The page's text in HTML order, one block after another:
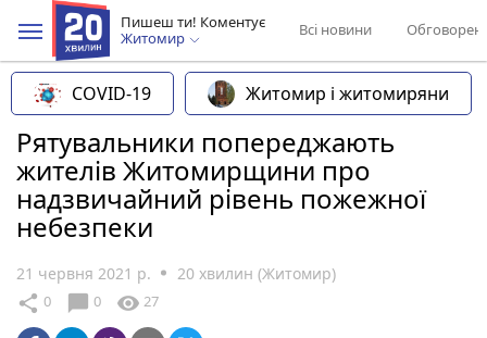
Пишеш ти! Коментує
Житомир
Всі новини
COVID-19 Житомир і житомиряни
Рятувальники попереджають
жителів Житомирщини про
надзвичайний рівень пожежної
небезпеки
21 червня 2021 р. 20 хвилин (Житомир)
share 0 chat_bubble 0 visibility 27